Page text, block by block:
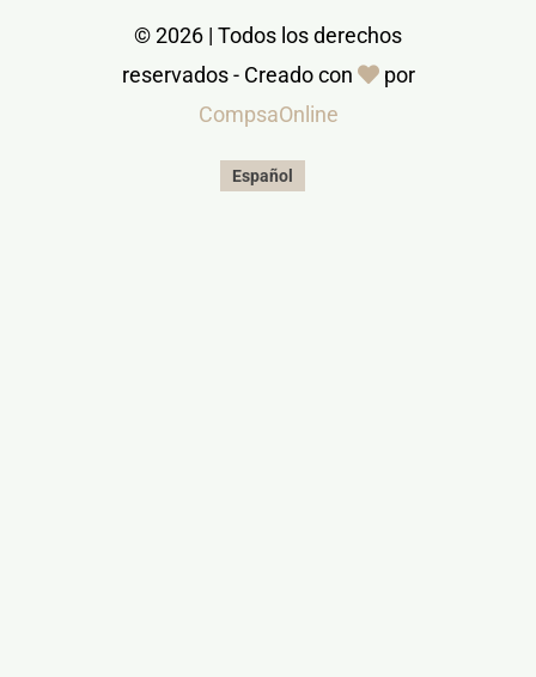
© 2026 | Todos los derechos
reservados - Creado con
por
CompsaOnline
Español